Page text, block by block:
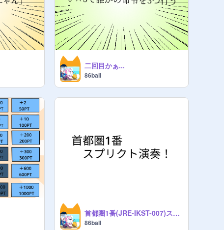
二回目かぁ...
86ball
首都圏1番(JRE-IKST-007)スプリクト演奏！
86ball